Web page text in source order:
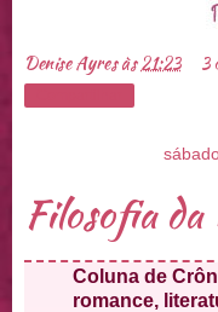
Denise Ayresàs21:23 3
Filosofia
Coluna de
romance,